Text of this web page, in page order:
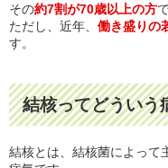
その約7割が70歳以上の方
ただし、近年、 働き盛りの
す。
結核ってどういう
結核とは、結核菌によって